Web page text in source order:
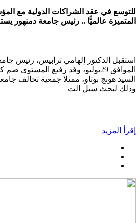
للتوسع في عقد الشراكات الدولية مع
المتميزة عالميًّا .. رئيس جامعة دمنهور
استقبل الدكتور إلهامي ترابيس، رئيس
الموافق 29يوليو، وفد رفيع المستوى
السيد هونج بوتاو، ممثلا جمعية تحالف
وذلك لبحث سبل الت
إقرأ المزيد